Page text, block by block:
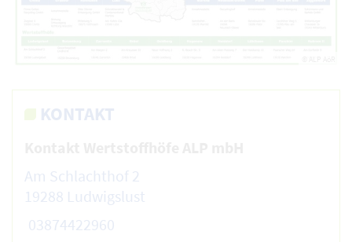
KONTAKT
Am Schlachthof 2
19288 Ludwigslust
03874422960